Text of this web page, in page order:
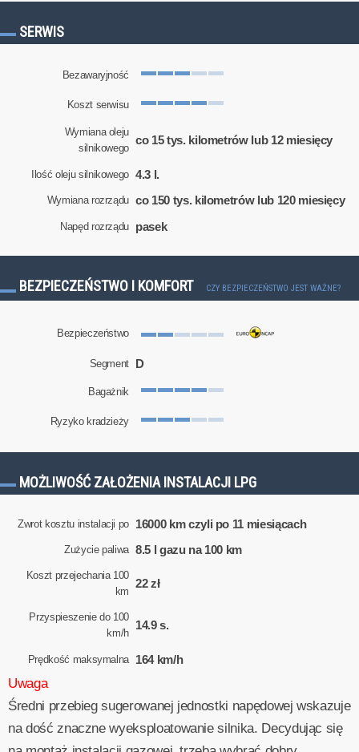
SERWIS
Bezawaryjność
Koszt serwisu
Wymiana oleju
silnikowego
co 15 tys. kilometrów lub 12 miesięcy
Ilość oleju silnikowego 4.3 l.
Wymiana rozrządu co 150 tys. kilometrów lub 120 miesięcy
Napęd rozrządu pasek
BEZPIECZEŃSTWO I KOMFORT CZY BEZPIECZEŃSTWO JEST WAŻNE?
Bezpieczeństwo
Segment D
Bagażnik
Ryzyko kradzieży
MOŻLIWOŚĆ ZAŁOŻENIA INSTALACJI LPG
Zwrot kosztu instalacji po 16000 km czyli po 11 miesiącach
Zużycie paliwa 8.5 l gazu na 100 km
Koszt przejechania 100
km
22 zł
Przyspieszenie do 100
km/h
14.9 s.
Prędkość maksymalna 164 km/h
Uwaga
Średni przebieg sugerowanej jednostki napędowej wskazuje
na dość znaczne wyeksploatowanie silnika. Decydując się